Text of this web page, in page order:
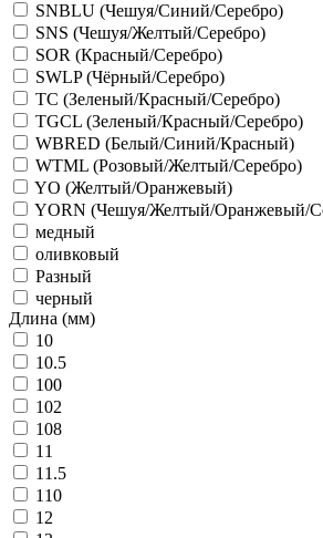
SNBLU (Чешуя/Синий/Серебро)
SNS (Чешуя/Желтый/Серебро)
SOR (Красный/Серебро)
SWLP (Чёрный/Серебро)
TC (Зеленый/Красный/Серебро)
TGCL (Зеленый/Красный/Серебро)
WBRED (Белый/Синий/Красный)
WTML (Розовый/Желтый/Серебро)
YO (Желтый/Оранжевый)
YORN (Чешуя/Желтый/Оранжевый/
медный
оливковый
Разный
черный
Длина (мм)
10
10.5
100
102
108
11
11.5
110
12